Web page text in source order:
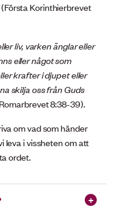
(Första Korinthierbrevet
liv, varken änglar eller
eller något som
krafter i djupet eller
skilja oss från Guds
8:38-39).
om vad som händer
leva i vissheten om att
ordet.